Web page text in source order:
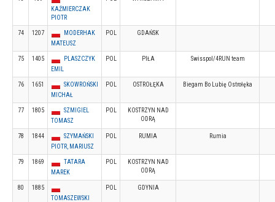
KAŹMIERCZAK
PIOTR
74 1207
MODERHAK
MATEUSZ
POL GDAŃSK
75 1405
PLASZCZYK
EMIL
POL PIŁA Swisspol/4RUN team
76 1651
SKOWROŃSKI
MICHAŁ
POL OSTROŁĘKA Biegam Bo Lubię Ostrołęka
77 1805
SZMIGIEL
TOMASZ
POL
KOSTRZYN NAD
ODRĄ
78 1844
SZYMAŃSKI
PIOTR, MARIUSZ
POL RUMIA Rumia
79 1869
TATARA
MAREK
POL
KOSTRZYN NAD
ODRĄ
80
1885
TOMASZEWSKI
POL GDYNIA